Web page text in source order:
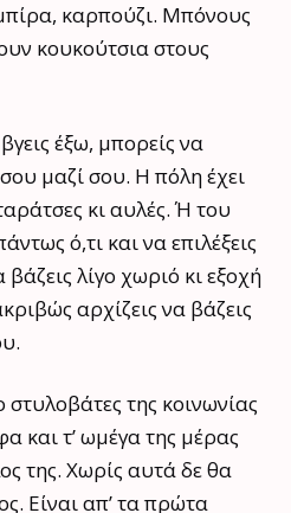
καρπούζι. Μπόνους
κουκούτσια στους
έξω, μπορείς να
μαζί σου. Η πόλη έχει
κι αυλές. Ή του
ό,τι και να επιλέξεις
λίγο χωριό κι εξοχή
αρχίζεις να βάζεις
της κοινωνίας
και τ’ ωμέγα της μέρας
της. Χωρίς αυτά δε θα
Είναι απ’ τα πρώτα